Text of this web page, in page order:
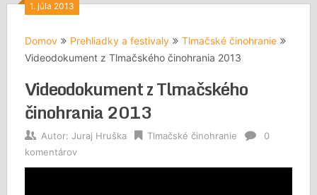
1. júla 2013
Domov Prehliadky a festivaly
Tlmačské činohranie
Videodokument z Tlmačského činohrania 2013
Videodokument z Tlmačského
činohrania 2013
Autor: Juraj Hruška Tlmačské činohranie
0
komentárov